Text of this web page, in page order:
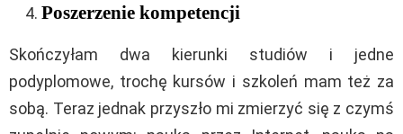
Poszerzenie kompetencji
Skończyłam dwa kierunki studiów i jedne
podyplomowe, trochę kursów i szkoleń mam też za
sobą. Teraz jednak przyszło mi zmierzyć się z czymś